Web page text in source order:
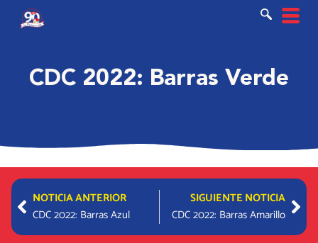
CDC 2022: Barras Verde
PrevNOTICIA ANTERIOR
CDC 2022: Barras Azul
SIGUIENTE NOTICIA
CDC 2022: Barras Amarillo